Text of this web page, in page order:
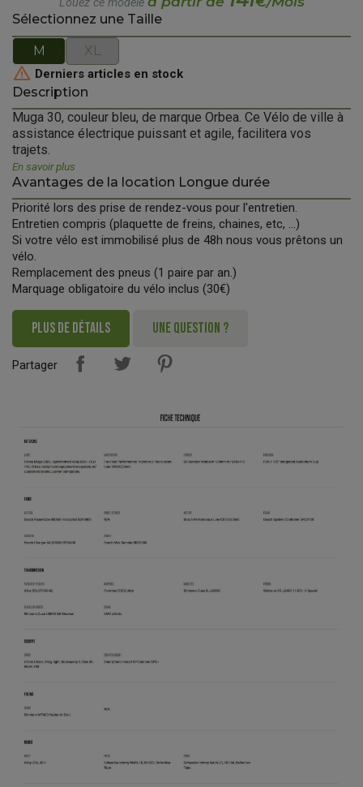
Louez ce modèle
Sélectionnez une Taille
M XL
 Derniers articles en stock
Description
Muga 30, couleur bleu, de marque Orbea. Ce Vélo de ville à
assistance électrique puissant et agile, facilitera vos
trajets.
En savoir plus
Avantages de la location Longue durée
Priorité lors des prise de rendez-vous pour l'entretien.
Entretien compris (plaquette de freins, chaines, etc, ...)
Si votre vélo est immobilisé plus de 48h nous vous prêtons un
vélo.
Remplacement des pneus (1 paire par an.)
Marquage obligatoire du vélo inclus (30€)
PLUS DE DÉTAILS UNE QUESTION ?
Partager